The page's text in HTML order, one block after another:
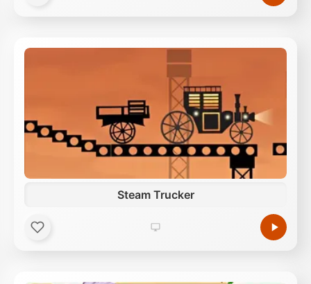
Steam Trucker